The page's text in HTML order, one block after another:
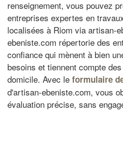
renseignement, vous pouvez
entreprises expertes en
localisées à Riom via artisan-
ebeniste.com répertorie des
confiance qui mènent à bien
besoins et tiennent compte
domicile. Avec le formulaire
d'artisan-ebeniste.com, vous
évaluation précise, sans